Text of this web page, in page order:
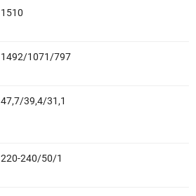
1510
1492/1071/797
47,7/39,4/31,1
220-240/50/1